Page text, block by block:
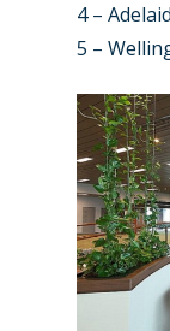
4 –
5 –